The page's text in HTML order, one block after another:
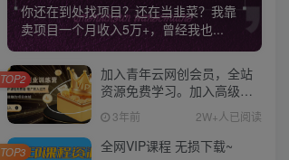
你还在到处找项目？还在当韭菜？我靠
卖项目一个月收入5万+，曾经我也...
加入青年云网创会员，全站
资源免费学习。加入高级合
伙人，推广日入1000+
3年前 2W+人已阅读
TOP2
全网VIP课程 无损下载~
TOP3